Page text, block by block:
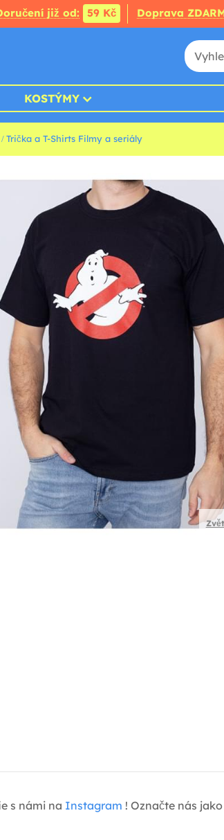
již od: 59 Kč Doprava
KOSTÝMY
Trička a T-Shirts Filmy a seriály
s námi na Instagram ! Označte nás